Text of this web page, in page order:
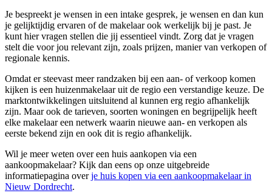
Je bespreekt je wensen in een intake gesprek, je wensen en dan kun
je gelijktijdig ervaren of de makelaar ook werkelijk bij je past. Je
kunt hier vragen stellen die jij essentieel vindt. Zorg dat je vragen
stelt die voor jou relevant zijn, zoals prijzen, manier van verkopen of
regionale kennis.
Omdat er steevast meer randzaken bij een aan- of verkoop komen
kijken is een huizenmakelaar uit de regio een verstandige keuze. De
marktontwikkelingen uitsluitend al kunnen erg regio afhankelijk
zijn. Maar ook de tarieven, soorten woningen en begrijpelijk heeft
elke makelaar een netwerk waarin nieuwe aan- en verkopen als
eerste bekend zijn en ook dit is regio afhankelijk.
Wil je meer weten over een huis aankopen via een
aankoopmakelaar? Kijk dan eens op onze uitgebreide
informatiepagina overje huis kopen via een aankoopmakelaar in
Nieuw Dordrecht.